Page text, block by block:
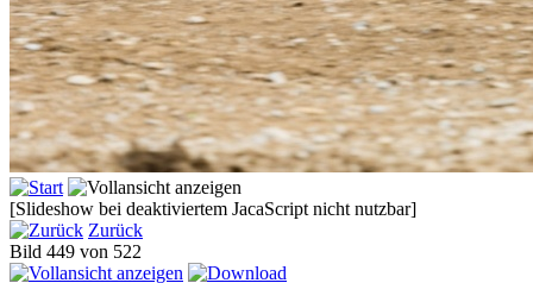
[Slideshow bei deaktiviertem JacaScript nicht nutzbar]
Zurück
Bild 449 von 522